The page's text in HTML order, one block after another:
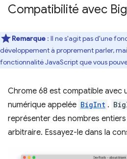
Compatibilité avec Big
Remarque : Il ne s'agit pas d'une
développement à proprement parler,
fonctionnalité JavaScript que vous
Chrome 68 est compatible avec
numérique appelée BigInt .
représenter des nombres
arbitraire. Essayez-le dans la